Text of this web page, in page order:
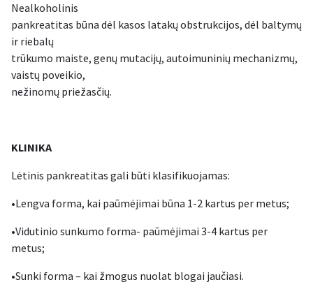
Nealkoholinis
pankreatitas būna dėl kasos latakų obstrukcijos, dėl baltymų
ir riebalų
trūkumo maiste, genų mutacijų, autoimuninių mechanizmų,
vaistų poveikio,
nežinomų priežasčių.
KLINIKA
Lėtinis pankreatitas gali būti klasifikuojamas:
•Lengva forma, kai paūmėjimai būna 1-2 kartus per metus;
•Vidutinio sunkumo forma- paūmėjimai 3-4 kartus per
metus;
•Sunki forma – kai žmogus nuolat blogai jaučiasi.